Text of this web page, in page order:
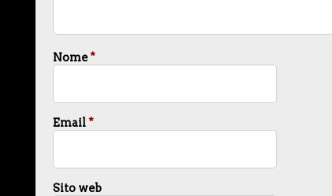
Nome*
Email*
Sito web